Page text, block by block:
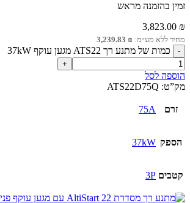
זמין בהזמנה מראש
3,823.00 ₪
מחיר ללא מע״מ: 3,239.83 ₪
כמות של מתנע רך ATS22 מגען עוקף 37kW
הוספה לסל
מק”ט: ATS22D75Q
זרם 75A
הספק 37kW
קטבים 3P